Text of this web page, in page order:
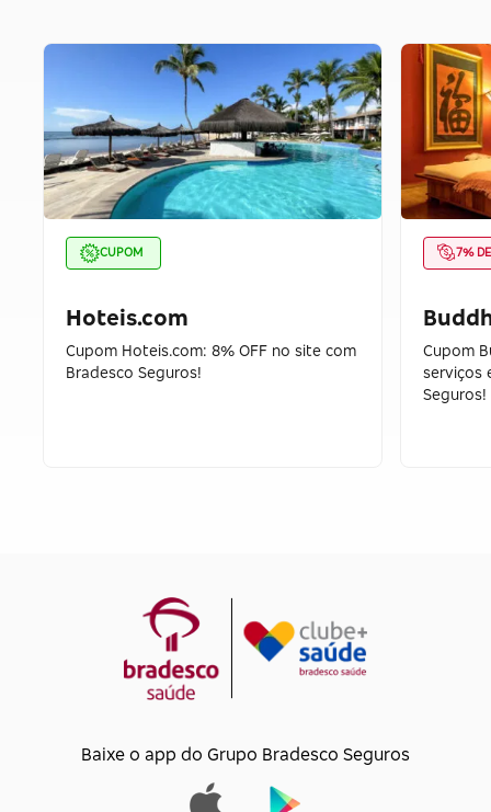
CUPOM
Hoteis.com
Cupom Hoteis.com: 8% OFF no site com
Bradesco Seguros!
7%
Cupom
serviços
Seguros!
Baixe o app do Grupo Bradesco Seguros